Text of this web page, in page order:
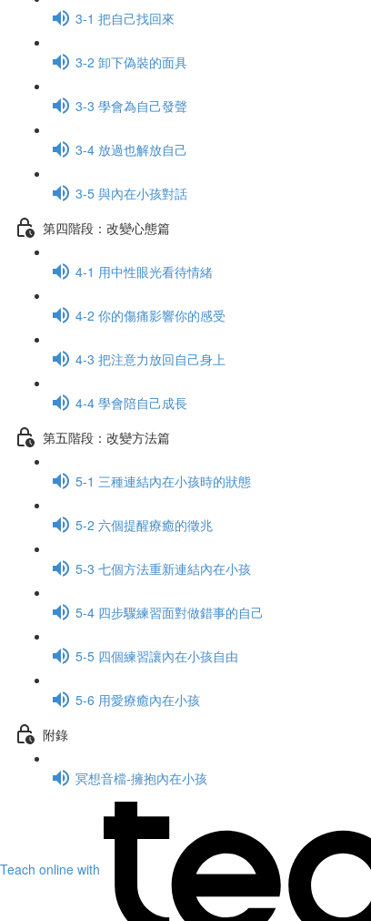
3-1 把自己找回來
3-2 卸下偽裝的面具
3-3 學會為自己發聲
3-4 放過也解放自己
3-5 與內在小孩對話
第四階段：改變心態篇
4-1 用中性眼光看待情緒
4-2 你的傷痛影響你的感受
4-3 把注意力放回自己身上
4-4 學會陪自己成長
第五階段：改變方法篇
5-1 三種連結內在小孩時的狀態
5-2 六個提醒療癒的徵兆
5-3 七個方法重新連結內在小孩
5-4 四步驟練習面對做錯事的自己
5-5 四個練習讓內在小孩自由
5-6 用愛療癒內在小孩
附錄
冥想音檔-擁抱內在小孩
Teach online with